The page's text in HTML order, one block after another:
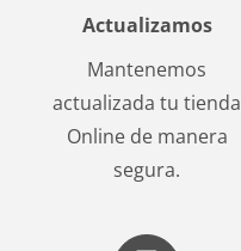
Actualizamos
Mantenemos
actualizada tu tienda
Online de manera
segura.